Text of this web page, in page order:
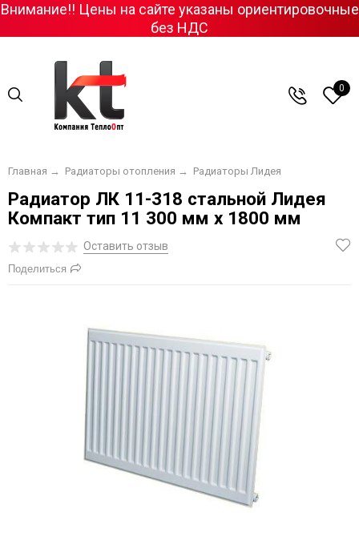
Внимание!! Цены на сайте указаны ориентировочные
без НДС
0
Главная → Радиаторы отопления → Радиаторы Лидея
Радиатор ЛК 11-318 стальной Лидея
Компакт тип 11 300 мм х 1800 мм
Оставить отзыв
Поделиться